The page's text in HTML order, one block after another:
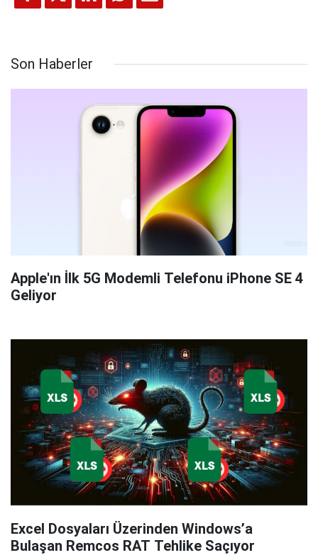
Son Haberler
Apple'ın İlk 5G Modemli Telefonu iPhone SE 4
Geliyor
Excel Dosyaları Üzerinden Windows’a
Bulaşan Remcos RAT Tehlike Saçıyor